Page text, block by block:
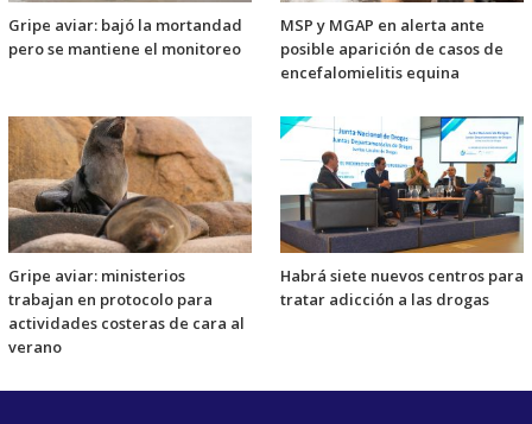
Gripe aviar: bajó la mortandad
pero se mantiene el monitoreo
MSP y MGAP en alerta ante
posible aparición de casos de
encefalomielitis equina
Gripe aviar: ministerios
trabajan en protocolo para
actividades costeras de cara al
verano
Habrá siete nuevos centros para
tratar adicción a las drogas